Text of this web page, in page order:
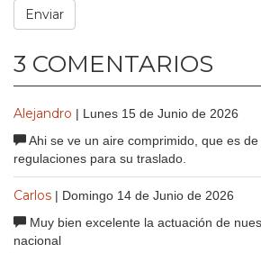
3 COMENTARIOS
Alejandro | Lunes 15 de Junio de 2026
Ahi se ve un aire comprimido, que es
regulaciones para su traslado.
Carlos | Domingo 14 de Junio de 2026
Muy bien excelente la actuación de
nacional